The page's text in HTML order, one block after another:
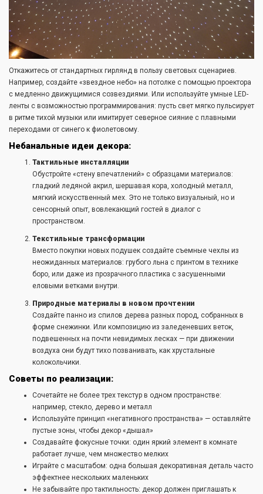
Откажитесь от стандартных гирлянд в пользу световых сценариев.
Например, создайте «звездное небо» на потолке с помощью проектора
с медленно движущимися созвездиями. Или используйте умные LED-
ленты с возможностью программирования: пусть свет мягко пульсирует
в ритме тихой музыки или имитирует северное сияние с плавными
переходами от синего к фиолетовому.
Небанальные идеи декора:
Тактильные инсталляции
Обустройте «стену впечатлений» с образцами материалов:
гладкий ледяной акрил, шершавая кора, холодный металл,
мягкий искусственный мех. Это не только визуальный, но и
сенсорный опыт, вовлекающий гостей в диалог с
пространством.
Текстильные трансформации
Вместо покупки новых подушек создайте съемные чехлы из
неожиданных материалов: грубого льна с принтом в технике
боро, или даже из прозрачного пластика с засушенными
еловыми ветками внутри.
Природные материалы в новом прочтении
Создайте панно из спилов дерева разных пород, собранных в
форме снежинки. Или композицию из заледеневших веток,
подвешенных на почти невидимых лесках — при движении
воздуха они будут тихо позванивать, как хрустальные
колокольчики.
Советы по реализации:
Сочетайте не более трех текстур в одном пространстве:
например, стекло, дерево и металл
Используйте принцип «негативного пространства» — оставляйте
пустые зоны, чтобы декор «дышал»
Создавайте фокусные точки: один яркий элемент в комнате
работает лучше, чем множество мелких
Играйте с масштабом: одна большая декоративная деталь часто
эффектнее нескольких маленьких
Не забывайте про тактильность: декор должен приглашать к